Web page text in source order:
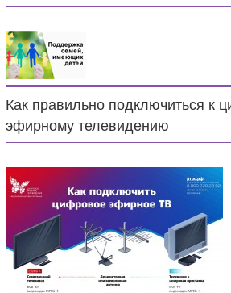
Как правильно подключиться к
эфирному телевидению